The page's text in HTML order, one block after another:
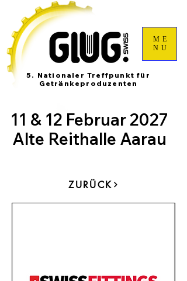
ME
NU
11 & 12 Februar 2027
Alte Reithalle Aarau
5. Nationaler Treffpunkt für
Getränkeproduzenten
ZURÜCK